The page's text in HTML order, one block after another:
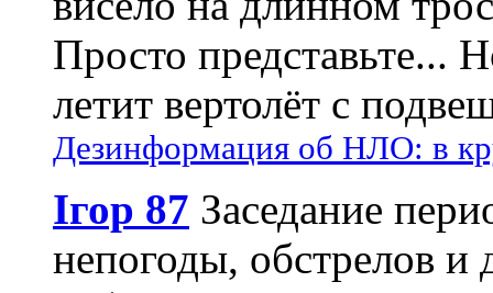
Просто представьте...
летит вертолёт с
Дезинформация об НЛО: в
Ігор 87 Заседание
непогоды, обстрелов и